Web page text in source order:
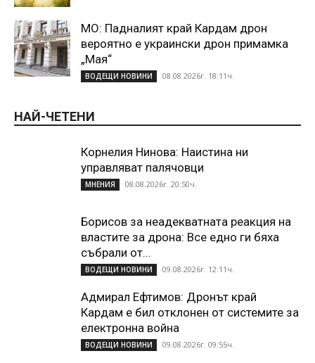
МО: Падналият край Кардам дрон
вероятно е украински дрон примамка
„Мая“
ВОДЕЩИ НОВИНИ 08.08.2026г. 18:11ч.
НАЙ-ЧЕТЕНИ
Корнелия Нинова: Наистина ни
управляват палячовци
МНЕНИЯ 08.08.2026г. 20:50ч.
Борисов за неадекватната реакция на
властите за дрона: Все едно ги бяха
събрали от...
ВОДЕЩИ НОВИНИ 09.08.2026г. 12:11ч.
Адмирал Ефтимов: Дронът край
Кардам е бил отклонен от системите за
електронна война
ВОДЕЩИ НОВИНИ 09.08.2026г. 09:55ч.